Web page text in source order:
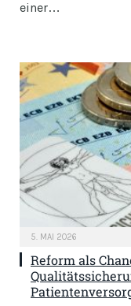
einer…
5. MAI 2026
Reform als